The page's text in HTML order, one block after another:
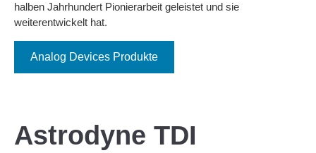
halben Jahrhundert Pionierarbeit geleistet und sie
weiterentwickelt hat.
Analog Devices Produkte
Astrodyne TDI